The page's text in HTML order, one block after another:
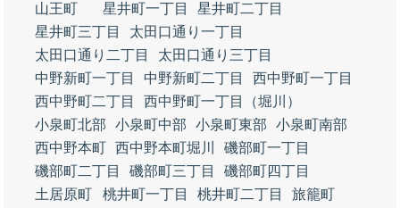
山王町
星井町一丁目
星井町二丁目
星井町三丁目
太田口通り一丁目
太田口通り二丁目
太田口通り三丁目
中野新町一丁目
中野新町二丁目
西中野町一丁目
西中野町二丁目
西中野町一丁目（堀川）
小泉町北部
小泉町中部 小泉町東部
小泉町南部
西中野本町 西中野本町堀川
磯部町一丁目
磯部町二丁目
磯部町三丁目
磯部町四丁目
土居原町
桃井町一丁目 桃井町二丁目
旅籠町